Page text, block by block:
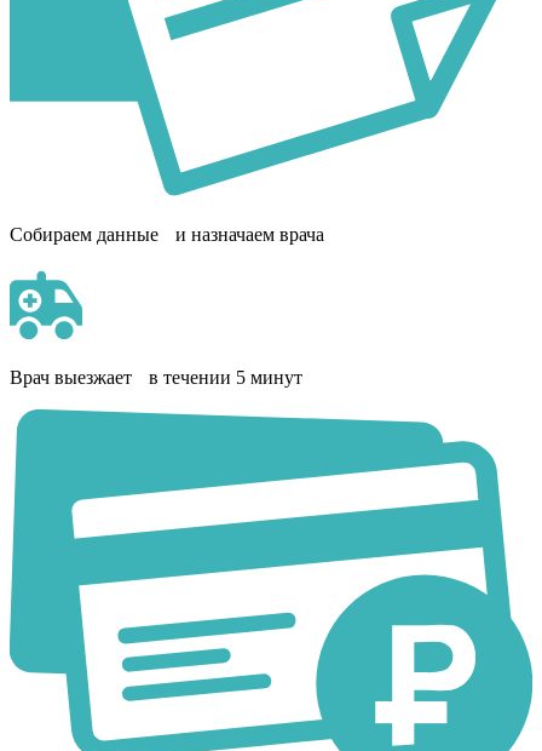
Собираем данные и назначаем врача
Врач выезжает в течении 5 минут